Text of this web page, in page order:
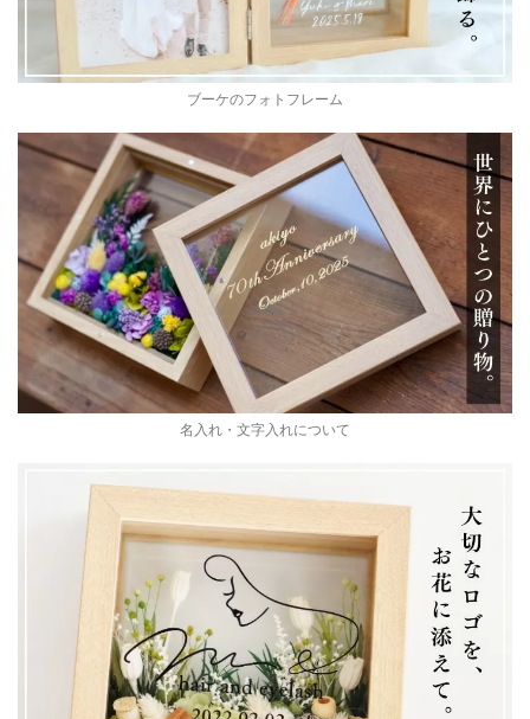
ブーケのフォトフレーム
名入れ・文字入れについて